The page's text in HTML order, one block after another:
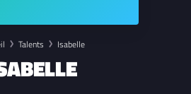
Talents Isabelle